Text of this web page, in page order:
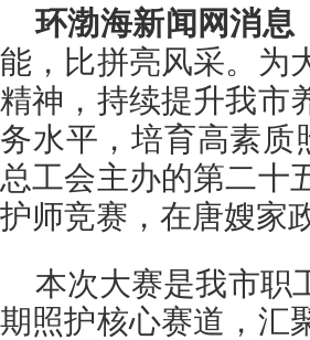
环渤海新闻网消息
能，比拼亮风采。为
精神，持续提升我市
务水平，培育高素质
总工会主办的第二十
护师竞赛，在唐嫂家
本次大赛是我市职
期照护核心赛道，汇